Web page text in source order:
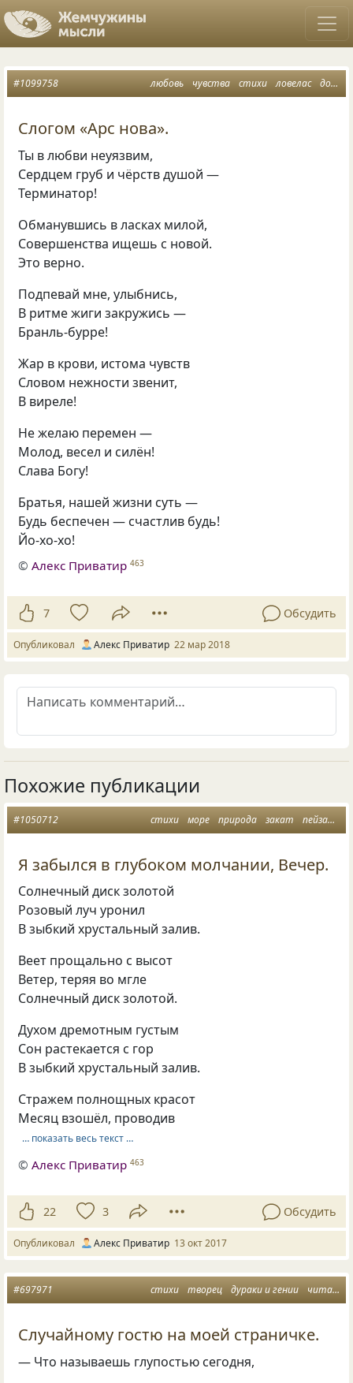
любовь чувства стихи ловелас дон жуан
#1099758
Слогом «Арс нова».
Ты в любви неуязвим,
Сердцем груб и чёрств душой —
Терминатор!
Обманувшись в ласках милой,
Совершенства ищешь с новой.
Это верно.
Подпевай мне, улыбнись,
В ритме жиги закружись —
Бранль-бурре!
Жар в крови, истома чувств
Словом нежности звенит,
В виреле!
Не желаю перемен —
Молод, весел и силён!
Слава Богу!
Братья, нашей жизни суть —
Будь беспечен — счастлив будь!
Йо-хо-хо!
©Алекс Приватир 463
7 Обсудить
Опубликовал Алекс Приватир 22 мар 2018
Похожие публикации
стихи море природа закат пейзажная лирика
#1050712
Я забылся в глубоком молчании, Вечер.
Солнечный диск золотой
Розовый луч уронил
В зыбкий хрустальный залив.
Веет прощально с высот
Ветер, теряя во мгле
Солнечный диск золотой.
Духом дремотным густым
Сон растекается с гор
В зыбкий хрустальный залив.
Стражем полнощных красот
Месяц взошёл, проводив
… показать весь текст …
©Алекс Приватир 463
22 3 Обсудить
Опубликовал Алекс Приватир 13 окт 2017
стихи творец дураки и гении читателю
#697971
Случайному гостю на моей страничке.
— Что называешь глупостью сегодня,